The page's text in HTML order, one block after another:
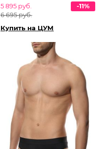
5 895 руб.
6 695 руб.
-11%
Купить на ЦУМ